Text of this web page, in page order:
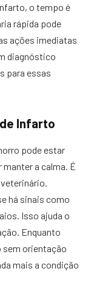
o tempo é
rápida pode
ações imediatas
diagnóstico
para essas
Infarto
pode estar
a calma. É
há sinais como
Isso ajuda o
Enquanto
sem orientação
mais a condição